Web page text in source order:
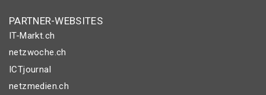
PARTNER-WEBSITES
IT-Markt.ch
netzwoche.ch
ICTjournal
netzmedien.ch